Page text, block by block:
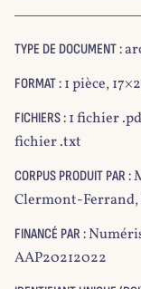
TYPE DE DOCUMENT :
FORMAT : 1 pièce,
FICHIERS : 1 fichier
fichier .txt
CORPUS PRODUIT PAR :
Clermont-Ferrand,
FINANCÉ PAR :
AAP20212022